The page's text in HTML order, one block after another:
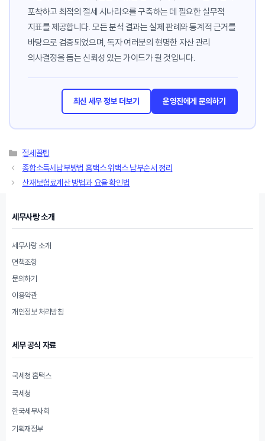
포착하고 최적의 절세 시나리오를 구축하는 데 필요한 실무적
지표를 제공합니다. 모든 분석 결과는 실제 판례와 통계적 근거를
바탕으로 검증되었으며, 독자 여러분의 현명한 자산 관리
의사결정을 돕는 신뢰성 있는 가이드가 될 것입니다.
최신 세무 정보 더보기 운영진에게 문의하기
카
테
리
절세꿀팁
종합소득세납부방법 홈택스 위택스 납부순서 정리
산재보험료계산 방법과 요율 확인법
세무사랑 소개
세무사랑 소개
면책조항
문의하기
이용약관
개인정보 처리방침
세무 공식 자료
국세청 홈택스
국세청
한국세무사회
기획재정부